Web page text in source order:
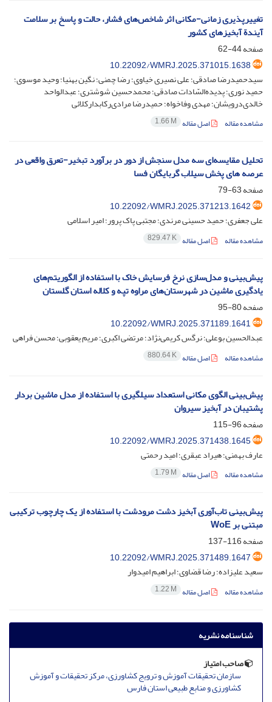
تغییرپذیری زمانی-مکانی اثر شاخص‌های فشار، حالت و پاسخ بر سلامت
آیندة آبخیزهای کشور
صفحه44-62
10.22092/WMRJ.2025.371015.1638
سیدحمیدرضا صادقی؛ علی نصیری خیاوی؛ رضا چمنی؛ نگین بهنیا؛ وحید موسوی؛
حمید نوری؛ پدیده‌السّادات صادقی؛ محمدحسین شوشتری؛ عبدالواحد
خالدی‌درویشان؛ مهدی وفاخواه؛ حمیدرضا مرادی‌رکابدارکلائی
مشاهده مقاله اصل مقاله 1.66 M
تحلیل مقایسه‌ای سه مدل سنجش از دور در برآورد تبخیر-تعرق واقعی در
عرصه های پخش سیلاب گربایگان فسا
صفحه63-79
10.22092/WMRJ.2025.371213.1642
علی جعفری؛ حمید حسینی مرندی؛ مجتبی پاک پرور؛ امیر اسلامی
مشاهده مقاله اصل مقاله 829.47 K
پیش‌بینی و مدل‌سازی نرخ فرسایش خاک با استفاده از الگوریتم‌های
یادگیری ماشین در شهرستان‌های مراوه تپه و کلاله استان گلستان
صفحه80-95
10.22092/WMRJ.2025.371189.1641
عبدالحسین بوعلی؛ نرگس کریمی‌نژاد؛ مرتضی اکبری؛ مریم یعقوبی؛ محسن فراهی
مشاهده مقاله اصل مقاله 880.64 K
پیش‌بینی الگوی مکانی استعداد سیلگیری با استفاده از مدل ماشین بردار
پشتیبان در آبخیز سیروان
صفحه96-115
10.22092/WMRJ.2025.371438.1645
عارف بهمنی؛ هیراد عبقری؛ امید رحمتی
مشاهده مقاله اصل مقاله 1.79 M
پیش‌بینی تاب‌آوری آبخیز دشت مرودشت با استفاده از یک چارچوب ترکیبی
مبتنی بر WoE
صفحه116-137
10.22092/WMRJ.2025.371489.1647
سعید علیزاده؛ رضا قضاوی؛ ابراهیم امیدوار
مشاهده مقاله اصل مقاله 1.22 M
شناسنامه نشریه
صاحب امتیاز
سازمان تحقیقات آموزش و ترویج کشاورزی، مرکز تحقیقات و آموزش
کشاورزی و منابع طبیعی استان فارس